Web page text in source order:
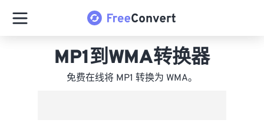
MP1到WMA转换器
免费在线将 MP1 转换为 WMA。